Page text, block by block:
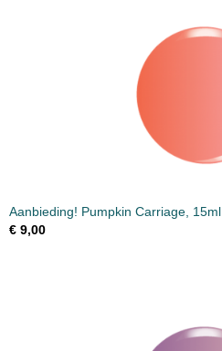
Aanbieding! Pumpkin Carriage, 15ml
€ 9,00